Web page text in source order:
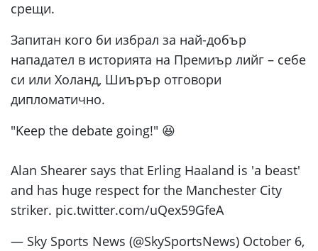
срещи.
Запитан кого би избрал за най-добър
нападател в историята на Премиър лийг – себе
си или Холанд, Шиърър отговори
дипломатично.
"Keep the debate going!" 😆
Alan Shearer says that Erling Haaland is 'a beast'
and has huge respect for the Manchester City
striker. pic.twitter.com/uQex59GfeA
— Sky Sports News (@SkySportsNews) October 6,